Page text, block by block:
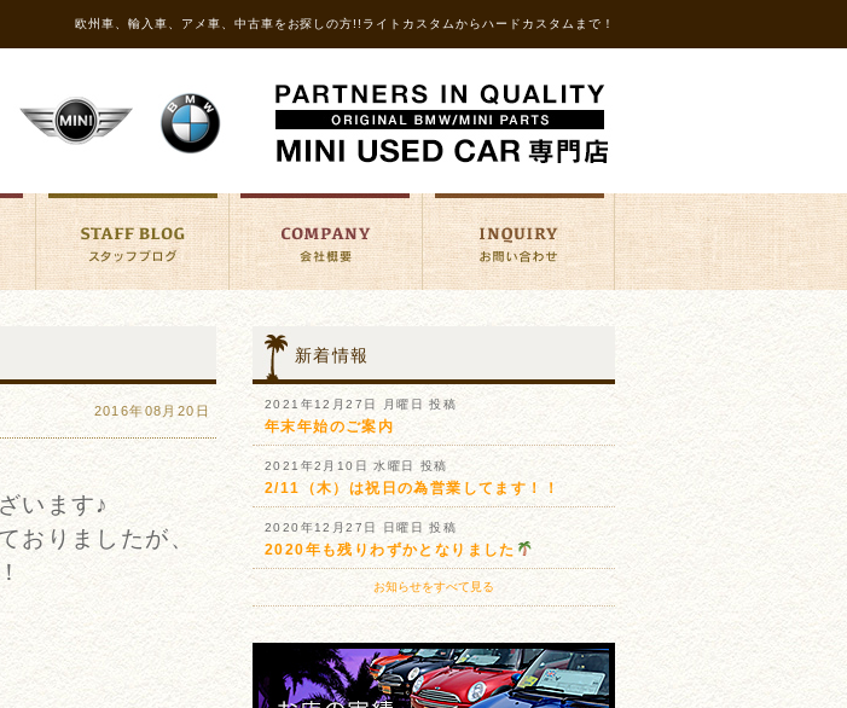
欧州車、輸入車、アメ車、中古車をお探しの方!!ライトカスタムからハードカスタムまで！
2016年08月20日
います♪
おりましたが、
新着情報
2021年12月27日 月曜日 投稿
年末年始のご案内
2021年2月10日 水曜日 投稿
2/11（木）は祝日の為営業してます！！
2020年12月27日 日曜日 投稿
2020年も残りわずかとなりました
お知らせをすべて見る